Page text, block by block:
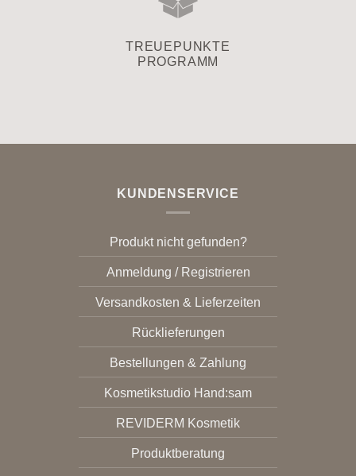
TREUEPUNKTE
PROGRAMM
KUNDENSERVICE
Produkt nicht gefunden?
Anmeldung / Registrieren
Versandkosten & Lieferzeiten
Rücklieferungen
Bestellungen & Zahlung
Kosmetikstudio Hand:sam
REVIDERM Kosmetik
Produktberatung